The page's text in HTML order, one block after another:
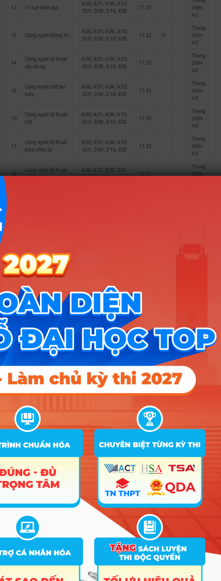
12 Trí tuệ nhân tạo
A00; A01; A04; A10;
D01; D09; D10; X05
17.33
điểm
40
13 Công nghệ thông tin
A00; A01; A04; A10;
D01; D09; D10; X05
17.33 15
Thang
điểm
40
14
Công nghệ kỹ thuật
xây dựng
A00; A01; A04; A10;
D01; D09; D10; X05
17.33
Thang
điểm
40
15
Công nghệ chế tạo
máy
A00; A01; A04; A10;
D01; D09; D10; X05
17.33
Thang
điểm
40
16
Công nghệ kỹ thuật
ô tô
A00; A01; A04; A10;
D01; D09; D10; X05
17.33
Thang
điểm
40
17
Công nghệ kỹ thuật
điện, điện tử
A00; A01; A04; A10;
D01; D09; D10; X05
17.33
Thang
điểm
40
18
Công nghệ kỹ thuật
hóa học
A00; A07; B00; B04;
B08; D01; D09; D10; X13
17.33
Thang
điểm
21
Công nghệ thực
phẩm
Điều dưỡng
D01; D07; D09; D10
23
Kỹ thuật xét nghiệm
y học
A00; A02; B00; B08;
D01; D07; D09; D10
22.8
24
Quản trị dịch vụ du
lịch và lữ hành
A00; A01; A07; C04;
D01; D09; D10
17.33
Thang
điểm
40
D01; D09; D10
40
Tên ngành
2024
Thiết kế đồ họa
D11; D14; D15; D66;
18
Thang điểm
3 Ngôn ngữ Anh 22.95 18 18
40
4
Quốc
C00; C01; C02; D01;
D14; D15; D66; X78
22.95
Thang điểm
40
Đông phương
học
C00; C01; C02; D01;
22.95
phương tiện
C00; C01; C02; D01;
D11; D14; D15; D66;
22.95 18
Thang điểm
40
D01; D09; D10